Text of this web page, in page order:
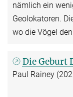
nämlich ein
Geolokatoren.
wo die Vögel
Die Geburt
Paul Rainey